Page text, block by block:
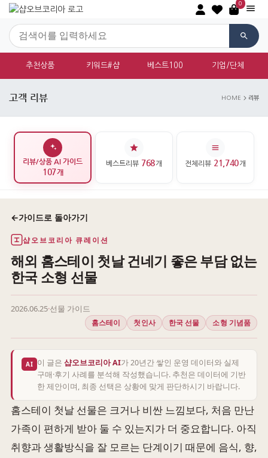
0
추천상품 키워드#샵 베스트100 기업/단체
고객 리뷰 HOME 리뷰
리뷰/상품 AI 가이드
107개
베스트리뷰 768개 전체리뷰 21,740개
←가이드로 돌아가기
샵오브코리아 큐레이션
해외 홈스테이 첫날 건네기 좋은 부담 없는
한국 소형 선물
2026.06.25·선물 가이드
홈스테이 첫인사 한국 선물 소형 기념품
AI 이 글은샵오브코리아 AI가 20년간 쌓인 운영 데이터와 실제
구매·후기 사례를 분석해 작성했습니다. 추천은 데이터에 기반
한 제안이며, 최종 선택은 상황에 맞게 판단하시기 바랍니다.
홈스테이 첫날 선물은 크거나 비싼 느낌보다, 처음 만난
가족이 편하게 받아 둘 수 있는지가 더 중요합니다. 아직
취향과 생활방식을 잘 모르는 단계이기 때문에 음식, 향,